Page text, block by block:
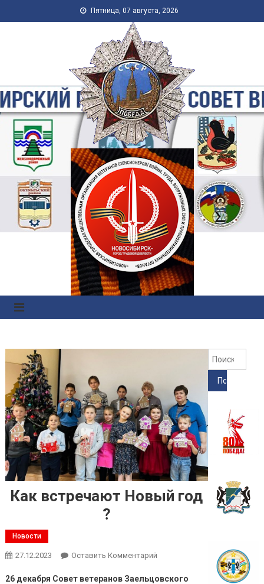
Пятница, 07 августа, 2026
Новосибирская Городская
Общественная Организация
Ветеранов-Пенсионеров
Войны, Труда, Военной
Службы и
Правоохранительных
Органов
Как встречают Новый год
?
Новости
27.12.2023 Оставить Комментарий
26 декабря Совет ветеранов Заельцовского